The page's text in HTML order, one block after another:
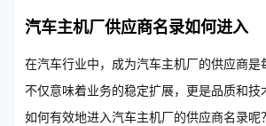
汽车主机厂供应商名录如何进入
在汽车行业中，成为汽车主机厂的供应商是
不仅意味着业务的稳定扩展，更是品质和技
如何有效地进入汽车主机厂的供应商名录呢